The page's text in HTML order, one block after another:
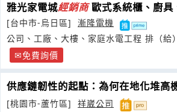
雅光家電城經銷商歐式系統櫃、廚具
[台中市-烏日區]
漸隆電機
公司、工廠、大樓、家庭水電工程 排（給
統、免費詢價
供應鏈韌性的起點：為何在地化堆高
[桃園市-蘆竹區]
祥崴公司